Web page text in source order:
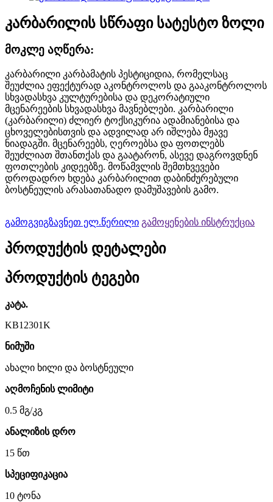
კარბარილის სწრაფი სატესტო ზოლი
მოკლე აღწერა:
კარბარილი კარბამატის პესტიციდია, რომელსაც
შეუძლია ეფექტურად აკონტროლოს და გააკონტროლოს
სხვადასხვა კულტურებისა და დეკორატიული
მცენარეების სხვადასხვა მავნებლები. კარბარილი
(კარბარილი) ძლიერ ტოქსიკურია ადამიანებისა და
ცხოველებისთვის და ადვილად არ იშლება მჟავე
ნიადაგში. მცენარეებს, ღეროებსა და ფოთლებს
შეუძლიათ შთანთქას და გაატარონ, ასევე დაგროვდნენ
ფოთლების კიდეებზე. მოწამვლის შემთხვევები
დროდადრო ხდება კარბარილით დაბინძურებული
ბოსტნეულის არასათანადო დამუშავების გამო.
გამოგვიგზავნეთ ელ.წერილი გამოყენების ინსტრუქცია
პროდუქტის დეტალები
პროდუქტის ტეგები
კატა.
KB12301K
ნიმუში
ახალი ხილი და ბოსტნეული
აღმოჩენის ლიმიტი
0.5 მგ/კგ
ანალიზის დრო
15 წთ
სპეციფიკაცია
10 ტონა